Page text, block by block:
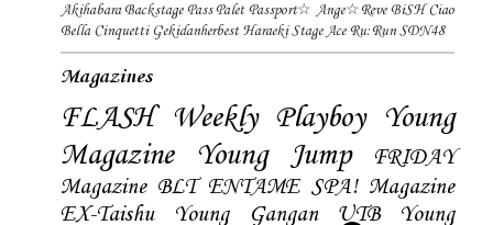
Akihabara Backstage Pass Palet Passport☆ Ange☆Reve BiSH Ciao
Bella Cinquetti Gekidanherbest Haraeki Stage Ace Ru:Run SDN48
Magazines
FLASH Weekly Playboy Young
Magazine
Young Jump
FRIDAY
Magazine BLT ENTAME SPA! Magazine
EX-Taishu
Young Gangan UTB Young